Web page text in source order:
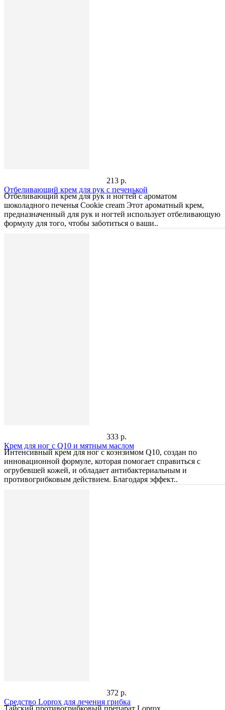
213 р.
Отбеливающий крем для рук c печенькой
Отбеливающий крем для рук и ногтей с ароматом
шоколадного печенья Cookie cream Этот ароматный крем,
предназначенный для рук и ногтей использует отбеливающую
формулу для того, чтобы заботиться о ваши..
333 р.
Крем для ног с Q10 и мятным маслом
Интенсивный крем для ног с коэнзимом Q10, создан по
инновационной формуле, которая помогает справиться с
огрубевшей кожей, и обладает антибактериальным и
противогрибковым действием. Благодаря эффект..
372 р.
Средство Loprox для лечения грибка
Тайский противогрибковый препарат Loprox